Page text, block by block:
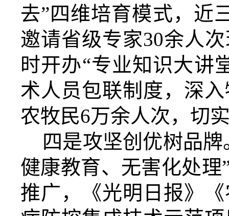
去”四维培育模式，近
邀请省级专家30余人
时开办“专业知识大讲
术人员包联制度，深
农牧民6万余人次，切
四是攻坚创优树品牌
健康教育、无害化处
推广，《光明日报》